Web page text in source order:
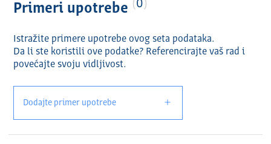
Primeri upotrebe 0
Istražite primere upotrebe ovog seta podataka.
Da li ste koristili ove podatke? Referencirajte vaš rad i
povećajte svoju vidlјivost.
Dodajte primer upotrebe